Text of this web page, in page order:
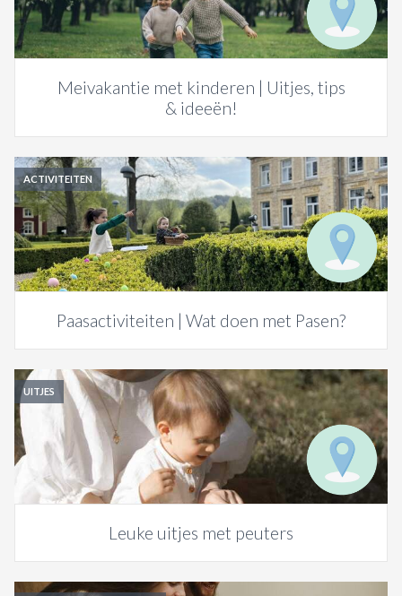
Meivakantie met kinderen | Uitjes, tips
& ideeën!
ACTIVITEITEN
Paasactiviteiten | Wat doen met Pasen?
UITJES
Leuke uitjes met peuters